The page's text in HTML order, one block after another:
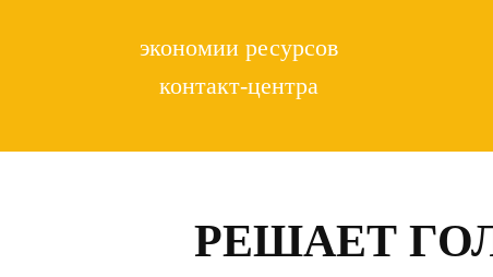
экономии ресурсов
контакт-центра
РЕШАЕТ